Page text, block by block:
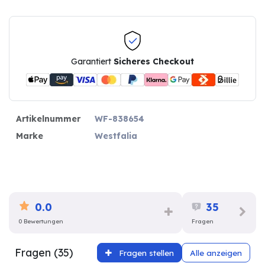
Garantiert Sicheres Checkout
Artikelnummer
WF-838654
Marke
Westfalia
0.0
0 Bewertungen
35
Fragen
Fragen (35) Fragen stellen Alle anzeigen